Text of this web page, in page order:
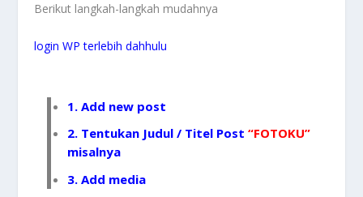
Berikut langkah-langkah mudahnya
login WP terlebih dahhulu
1.Add new post
2. Tentukan Judul / Titel Post“FOTOKU”
misalnya
3. Add media